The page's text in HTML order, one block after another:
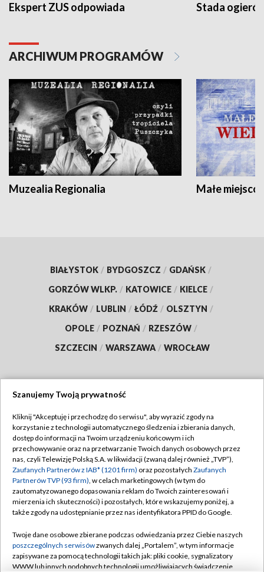
Ekspert ZUS odpowiada Stada
ARCHIWUM PROGRAMÓW
Muzealia Regionalia Małe
BIAŁYSTOK / BYDGOSZCZ / GDAŃSK /
GORZÓW WLKP. / KATOWICE / KIELCE /
KRAKÓW / LUBLIN / ŁÓDŹ / OLSZTYN /
OPOLE / POZNAŃ / RZESZÓW /
SZCZECIN / WARSZAWA / WROCŁAW
TVP
Abonament TVP
Emisja w TVP
Centrum informacji TVP
Naziemna Telewizja Cyfrowa
Rada Programowa
System NOS
Regulamin TVP
Polityka prywatności
Moje zgody
Pomoc
Kontakt
Szanujemy Twoją prywatność
Kliknij "Akceptuję i przechodzę do serwisu", aby wyrazić zgody na
korzystanie z technologii automatycznego śledzenia i zbierania danych,
dostęp do informacji na Twoim urządzeniu końcowym i ich
przechowywanie oraz na przetwarzanie Twoich danych osobowych przez
nas, czyli Telewizję Polską S.A. w likwidacji (zwaną dalej również „TVP”),
Zaufanych Partnerów z IAB* (1201 firm) oraz pozostałych Zaufanych
Partnerów TVP (93 firm), w celach marketingowych (w tym do
zautomatyzowanego dopasowania reklam do Twoich zainteresowań i
mierzenia ich skuteczności) i pozostałych, które wskazujemy poniżej, a
także zgody na udostępnianie przez nas identyfikatora PPID do Google.
Twoje dane osobowe zbierane podczas odwiedzania przez Ciebie naszych
poszczególnych serwisówzwanych dalej „Portalem”, w tym informacje
zapisywane za pomocą technologii takich jak: pliki cookie, sygnalizatory
WWW lub innych podobnych technologii umożliwiających świadczenie